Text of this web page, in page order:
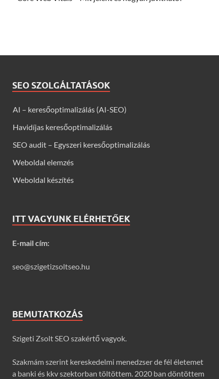
SEO SZOLGÁLTATÁSOK
AI – keresőoptimalizálás (AI-SEO)
Havidíjas keresőoptimalizálás
SEO audit – Egyszeri keresőoptimalizálás
Weboldal elemzés
Weboldal készítés
ITT VAGYUNK ELÉRHETŐEK
E-mail cím:
seo@szigetizsoltseo.hu
BEMUTATKOZÁS
Szigeti Zsolt SEO szakértő vagyok.
Szakmám szerint kereskedelmi menedzser de fél életemet
a banki és kkv szektorban töltöttem. 2020 ban döntöttem